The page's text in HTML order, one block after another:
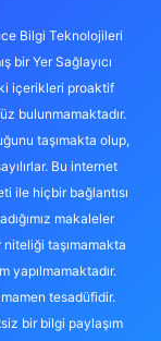
Bilgi Teknolojileri
bir Yer Sağlayıcı
içerikleri proaktif
bulunmamaktadır.
taşımakta olup,
Bu internet
ile hiçbir bağlantısı
makaleler
taşımamakta
yapılmamaktadır.
tesadüfidir.
bir bilgi paylaşım